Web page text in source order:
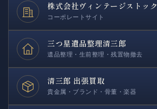
株式会社ヴィンテージストック
コーポレートサイト
三つ星遺品整理清三郎
遺品整理・生前整理・残置物撤去
清三郎 出張買取
貴金属・ブランド・骨董・楽器